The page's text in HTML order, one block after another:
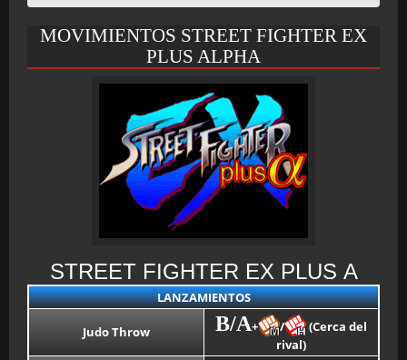
MOVIMIENTOS STREET FIGHTER EX
PLUS ALPHA
STREET FIGHTER EX PLUS Α
LANZAMIENTOS
Judo Throw B/A+ /
(Cerca del
rival)